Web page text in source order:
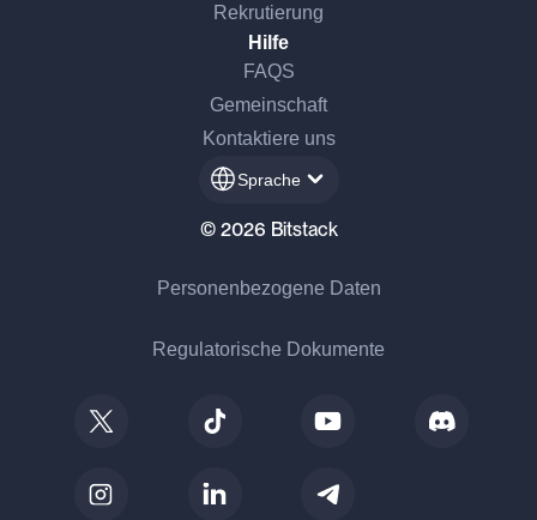
Rekrutierung
Hilfe
FAQS
Gemeinschaft
Kontaktiere uns
Sprache
© 2026 Bitstack
Personenbezogene Daten
Regulatorische Dokumente